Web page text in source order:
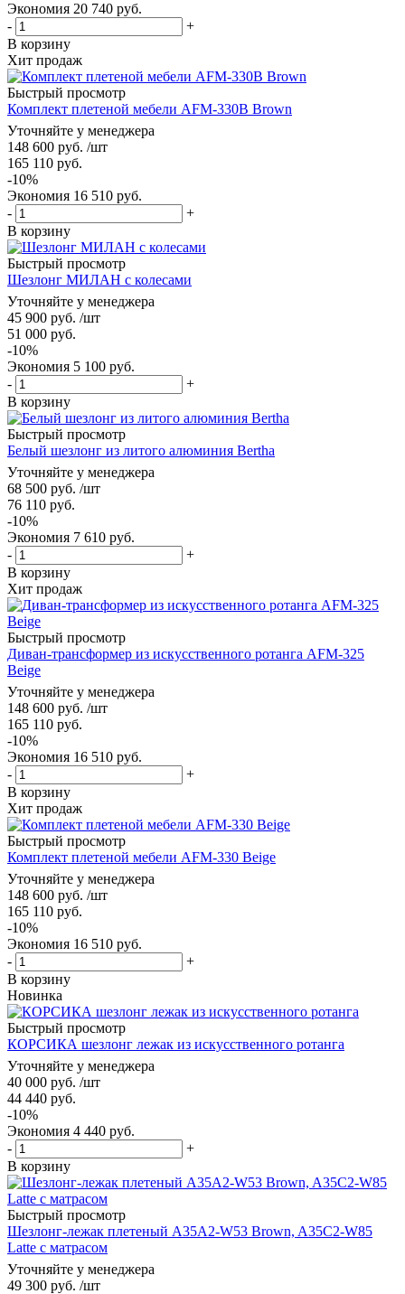
Экономия 20 740 руб.
-
+
В корзину
Хит продаж
Быстрый просмотр
Комплект плетеной мебели AFM-330B Brown
Уточняйте у менеджера
148 600 руб. /шт
165 110 руб.
-10%
Экономия 16 510 руб.
-
+
В корзину
Быстрый просмотр
Шезлонг МИЛАН с колесами
Уточняйте у менеджера
45 900 руб. /шт
51 000 руб.
-10%
Экономия 5 100 руб.
-
+
В корзину
Быстрый просмотр
Белый шезлонг из литого алюминия Bertha
Уточняйте у менеджера
68 500 руб. /шт
76 110 руб.
-10%
Экономия 7 610 руб.
-
+
В корзину
Хит продаж
Быстрый просмотр
Диван-трансформер из искусственного ротанга AFM-325
Beige
Уточняйте у менеджера
148 600 руб. /шт
165 110 руб.
-10%
Экономия 16 510 руб.
-
+
В корзину
Хит продаж
Быстрый просмотр
Комплект плетеной мебели AFM-330 Beige
Уточняйте у менеджера
148 600 руб. /шт
165 110 руб.
-10%
Экономия 16 510 руб.
-
+
В корзину
Новинка
Быстрый просмотр
КОРСИКА шезлонг лежак из искусственного ротанга
Уточняйте у менеджера
40 000 руб. /шт
44 440 руб.
-10%
Экономия 4 440 руб.
-
+
В корзину
Быстрый просмотр
Шезлонг-лежак плетеный A35A2-W53 Brown, A35C2-W85
Latte с матрасом
Уточняйте у менеджера
49 300 руб. /шт